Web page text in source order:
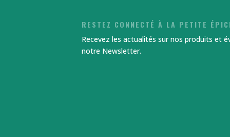
RESTEZ CONNECTÉ À LA PETITE
Recevez les actualités sur nos produits et
notre Newsletter.